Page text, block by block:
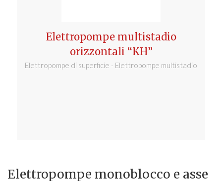
Elettropompe multistadio
orizzontali “KH”
Elettropompe di superficie - Elettropompe multistadio
Elettropompe monoblocco e asse